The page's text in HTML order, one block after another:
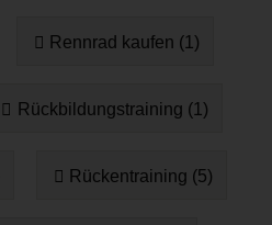
Rennrad kaufen (1)
Rückbildungstraining (1)
Rückentraining (5)